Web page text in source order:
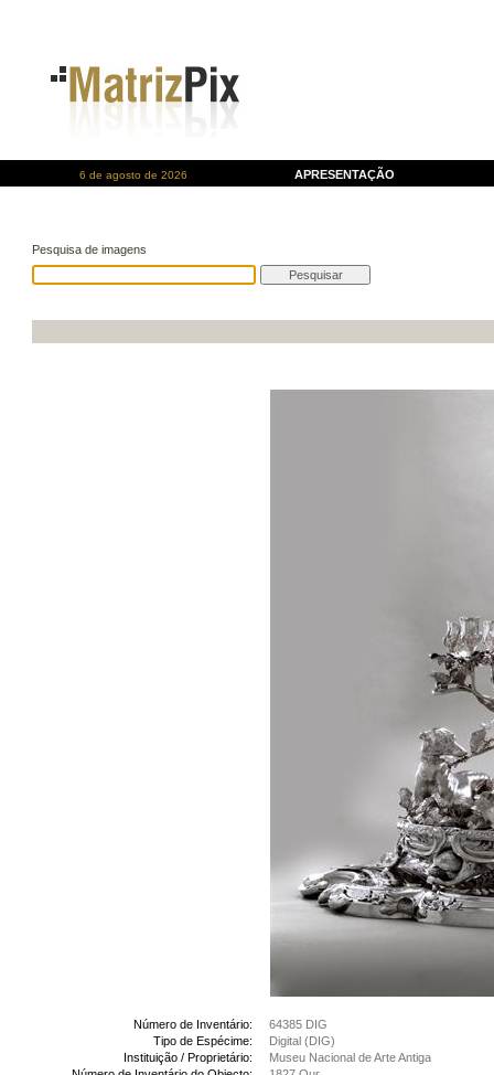
6 de agosto de 2026 APRESENTAÇÃO
Pesquisa de imagens
Número de Inventário:
64385 DIG
Tipo de Espécime:
Digital (DIG)
Instituição / Proprietário:
Museu Nacional de Arte Antiga